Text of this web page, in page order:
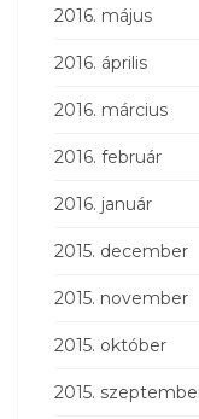
2016. május
2016. április
2016. március
2016. február
2016. január
2015. december
2015. november
2015. október
2015.